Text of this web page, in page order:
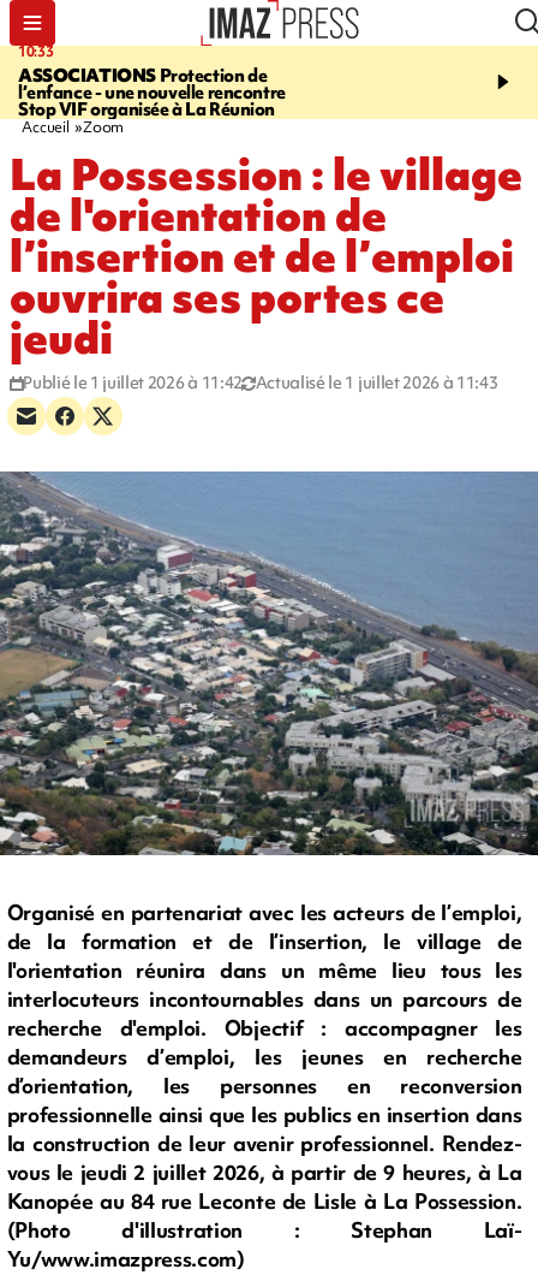
10:33
ASSOCIATIONSProtection de
l’enfance - une nouvelle rencontre
Stop VIF organisée à La Réunion
15:03
Vaste feu
l'ouest du pays, 20.000
Accueil Zoom
La Possession : le village
de l'orientation de
l’insertion et de l’emploi
ouvrira ses portes ce
jeudi
Publié le 1 juillet 2026 à 11:42 Actualisé le 1 juillet 2026 à 11:43
Organisé en partenariat avec les acteurs de l’emploi,
de la formation et de l’insertion, le village de
l'orientation réunira dans un même lieu tous les
interlocuteurs incontournables dans un parcours de
recherche d'emploi. Objectif : accompagner les
demandeurs d’emploi, les jeunes en recherche
d’orientation, les personnes en reconversion
professionnelle ainsi que les publics en insertion dans
la construction de leur avenir professionnel. Rendez-
vous le jeudi 2 juillet 2026, à partir de 9 heures, à La
Kanopée au 84 rue Leconte de Lisle à La Possession.
(Photo d'illustration : Stephan Laï-
Yu/www.imazpress.com)